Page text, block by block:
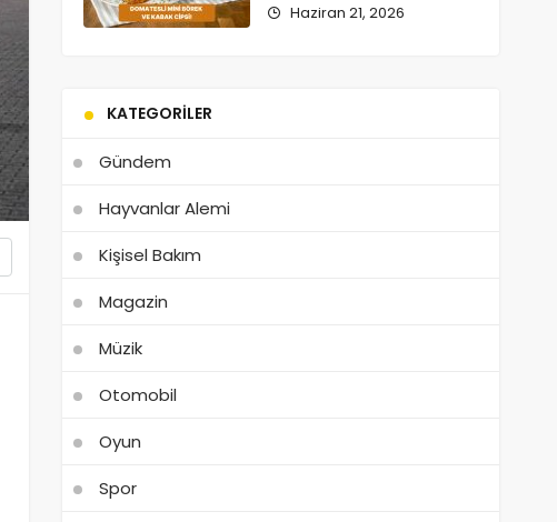
Haziran 21, 2026
KATEGORILER
Gündem
Hayvanlar Alemi
Kişisel Bakım
Magazin
Müzik
Otomobil
Oyun
Spor